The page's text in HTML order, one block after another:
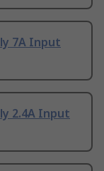
7A Input
2.4A Input